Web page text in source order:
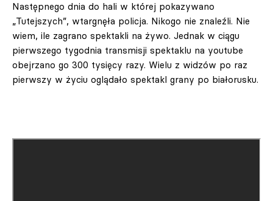
Następnego dnia do hali w której pokazywano
„Tutejszych”, wtargnęła policja. Nikogo nie znaleźli. Nie
wiem, ile zagrano spektakli na żywo. Jednak w ciągu
pierwszego tygodnia transmisji spektaklu na youtube
obejrzano go 300 tysięcy razy. Wielu z widzów po raz
pierwszy w życiu oglądało spektakl grany po białorusku.